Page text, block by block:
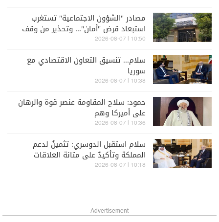
مصادر "الشؤون الاجتماعية" تستغرب
استبعاد قرض "أمان"... وتحذير من وقف
المساعدات
10:50 | 2026-08-07
سلام... تنسيق التعاون الاقتصادي مع
سوريا
10:38 | 2026-08-07
حمود: سلاح المقاومة عنصر قوة والرهان
على أميركا وهم
10:36 | 2026-08-07
سلام استقبل الدوسري: تثمينٌ لدعم
المملكة وتأكيدٌ على متانة العلاقات
10:18 | 2026-08-07
Advertisement